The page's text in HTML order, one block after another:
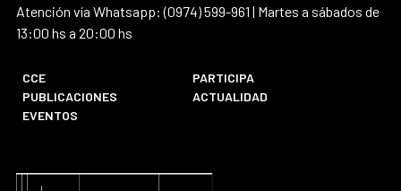
Atención vía Whatsapp: (0974) 599-961 | Martes a sábados de
13:00 hs a 20:00 hs
CCE
PARTICIPA
PUBLICACIONES
ACTUALIDAD
EVENTOS